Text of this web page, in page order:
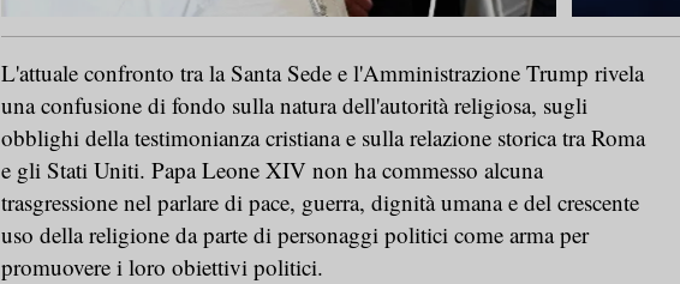
L'attuale confronto tra la Santa Sede e l'Amministrazione Trump rivela
una confusione di fondo sulla natura dell'autorità religiosa, sugli
obblighi della testimonianza cristiana e sulla relazione storica tra Roma
e gli Stati Uniti. Papa Leone XIV non ha commesso alcuna
trasgressione nel parlare di pace, guerra, dignità umana e del crescente
uso della religione da parte di personaggi politici come arma per
promuovere i loro obiettivi politici.